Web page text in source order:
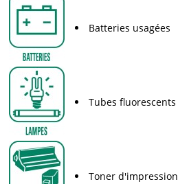
Batteries usagées
Tubes fluorescents
Toner d'impression